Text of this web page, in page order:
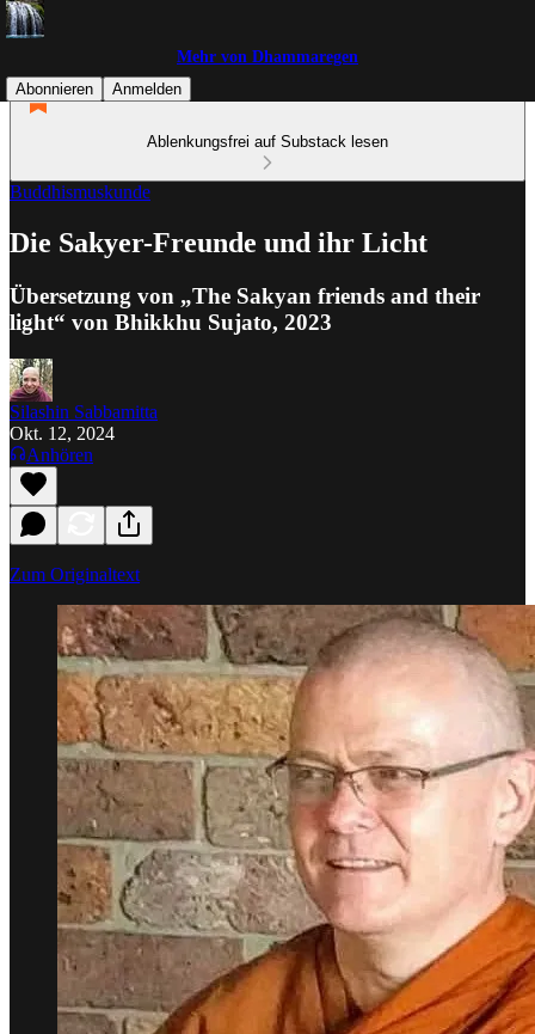
Mehr von Dhammaregen
Abonnieren
Anmelden
Ablenkungsfrei auf Substack lesen
Buddhismuskunde
Die Sakyer-Freunde und ihr Licht
Übersetzung von „The Sakyan friends and their
light“ von Bhikkhu Sujato, 2023
Silashin Sabbamitta
Okt. 12, 2024
Anhören
Zum Originaltext